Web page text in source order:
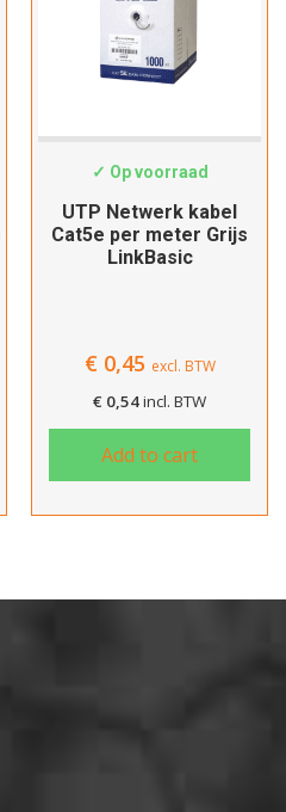
✓ Op voorraad
UTP Netwerk kabel
Cat5e per meter Grijs
LinkBasic
€0,45 excl. BTW
€ 0,54incl. BTW
Add to cart